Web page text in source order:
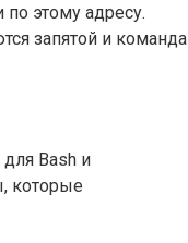
этому адресу.
запятой и команда
Bash и
которые